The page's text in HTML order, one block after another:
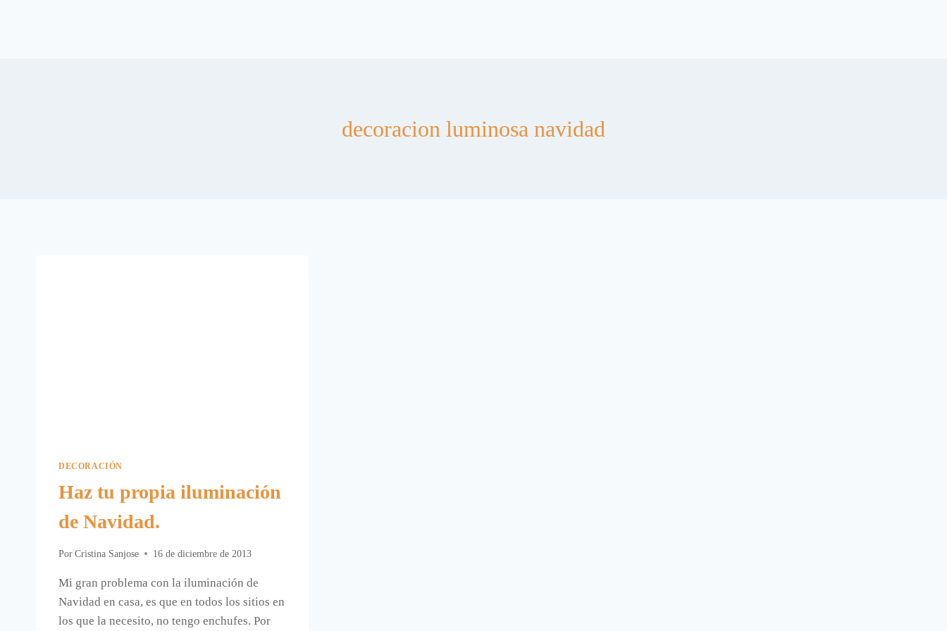
decoracion luminosa navidad
DECORACIÓN
Haz tu propia iluminación
de Navidad.
Por Cristina Sanjose 16 de diciembre de 2013
Mi gran problema con la iluminación de
Navidad en casa, es que en todos los sitios en
los que la necesito, no tengo enchufes. Por